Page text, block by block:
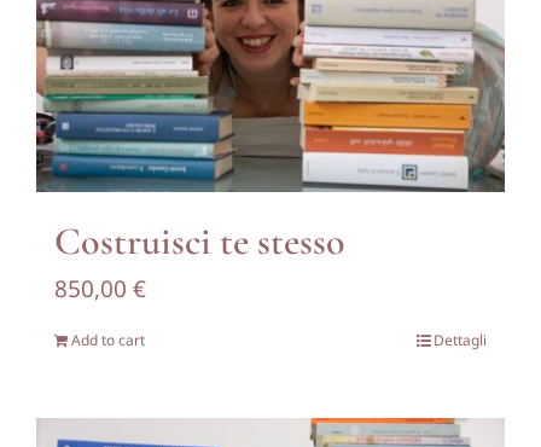
Contattami
Costruisci te stesso
850,00 €
Add to cart Dettagli